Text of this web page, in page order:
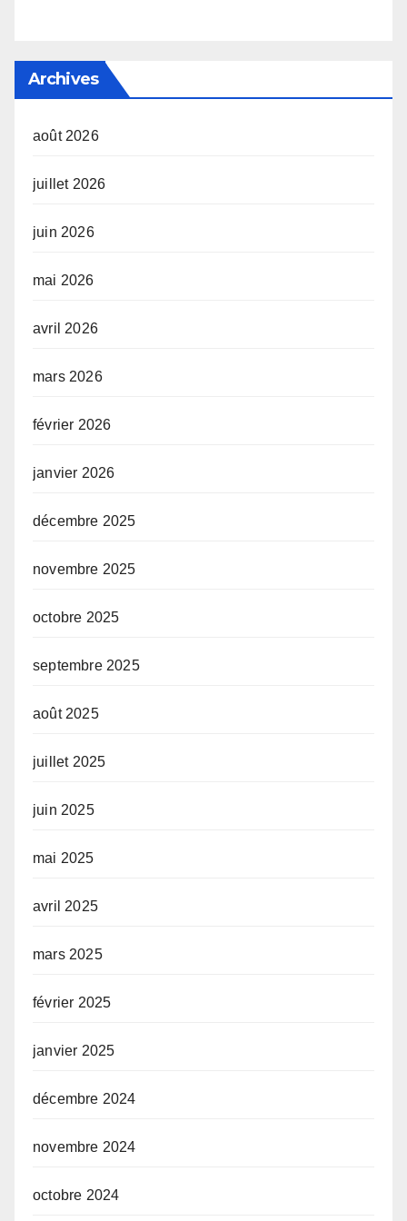
Archives
août 2026
juillet 2026
juin 2026
mai 2026
avril 2026
mars 2026
février 2026
janvier 2026
décembre 2025
novembre 2025
octobre 2025
septembre 2025
août 2025
juillet 2025
juin 2025
mai 2025
avril 2025
mars 2025
février 2025
janvier 2025
décembre 2024
novembre 2024
octobre 2024